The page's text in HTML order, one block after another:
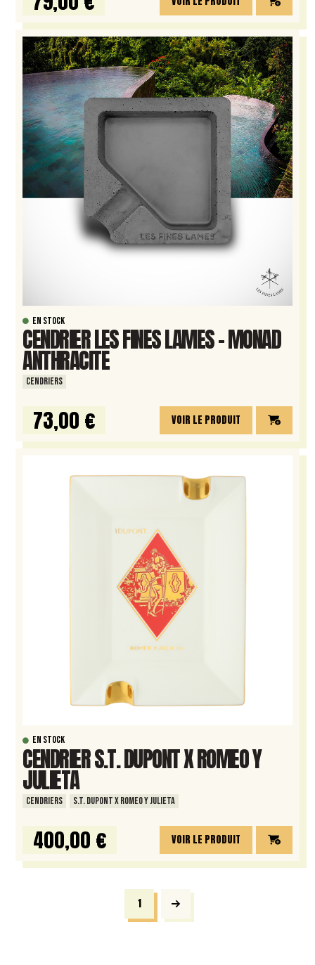
EN STOCK
CENDRIER LES FINES LAMES – MONAD
ANTHRACITE
CENDRIERS
73,00 € VOIR LE PRODUIT
EN STOCK
CENDRIER S.T. DUPONT X ROMEO Y
JULIETA
CENDRIERS S.T. DUPONT X ROMEO Y JULIETA
400,00 € VOIR LE PRODUIT
1 Next